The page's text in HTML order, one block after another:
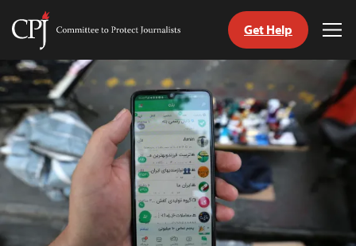
Skip
to
content
Committee
Journalists
Get Help